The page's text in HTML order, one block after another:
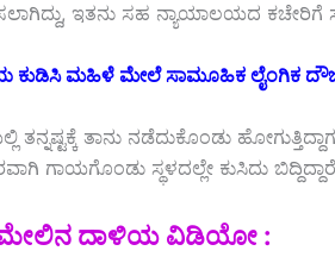
ಇತನು ಸಹ ನ್ಯಾಯಾಲಯದ ಕಚೇರಿಗೆ
ಕುಡಿಸಿ ಮಹಿಳೆ ಮೇಲೆ ಸಾಮೂಹಿಕ ಲೈಂಗಿಕ
ತಾನು ನಡೆದುಕೊಂಡು
ಗಾಯಗೊಂಡು ಸ್ಥಳದಲ್ಲೇ ಕುಸಿದು
ಮೇಲಿನ ದಾಳಿಯ ವಿಡಿಯೋ :